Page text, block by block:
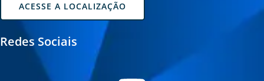
ACESSE A LOCALIZAÇÃO
Redes Sociais